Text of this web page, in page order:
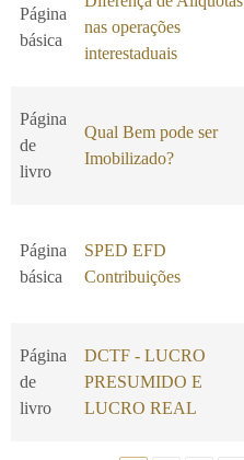
Página
básica
nas operações
interestaduais
Página
de
livro
Qual Bem pode ser
Imobilizado?
Página
básica
SPED EFD
Contribuições
Página
de
livro
DCTF - LUCRO
PRESUMIDO E
LUCRO REAL